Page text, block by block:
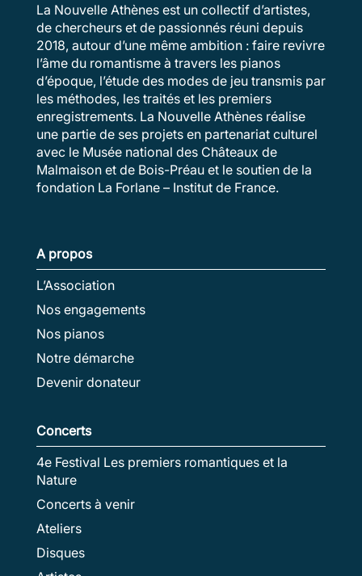
La Nouvelle Athènes est un collectif d’artistes,
de chercheurs et de passionnés réuni depuis
2018, autour d’une même ambition : faire revivre
l’âme du romantisme à travers les pianos
d’époque, l’étude des modes de jeu transmis par
les méthodes, les traités et les premiers
enregistrements. La Nouvelle Athènes réalise
une partie de ses projets en partenariat culturel
avec le Musée national des Châteaux de
Malmaison et de Bois-Préau et le soutien de la
fondation La Forlane – Institut de France.
A propos
L’Association
Nos engagements
Nos pianos
Notre démarche
Devenir donateur
Concerts
4e Festival Les premiers romantiques et la
Nature
Concerts à venir
Ateliers
Disques